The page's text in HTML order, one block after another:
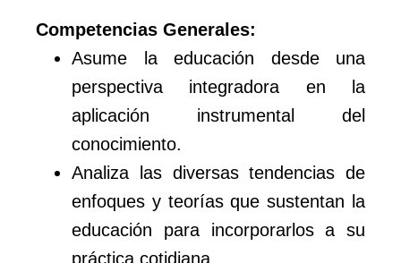
Competencias Generales:
Asume la educación desde una
perspectiva integradora en la
aplicación instrumental del
conocimiento.
Analiza las diversas tendencias de
enfoques y teorías que sustentan la
educación para incorporarlos a su
práctica cotidiana.